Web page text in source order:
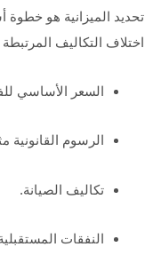
تحديد الميزانية هو
اختلاف التكاليف
السعر الأساسي
الرسوم
تكاليف الصيانة.
النفقات